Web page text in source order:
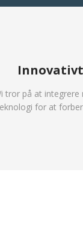
tror på at
for at